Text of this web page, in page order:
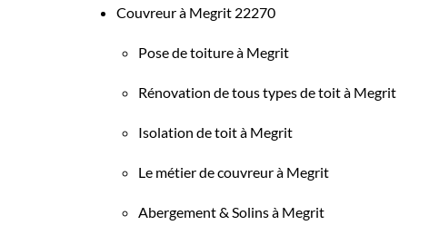
Couvreur à Megrit 22270
Pose de toiture à Megrit
Rénovation de tous types de toit à Megrit
Isolation de toit à Megrit
Le métier de couvreur à Megrit
Abergement & Solins à Megrit